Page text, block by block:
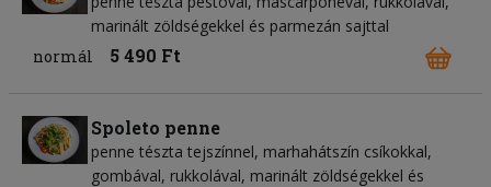
marinált zöldségekkel és parmezán sajttal
normál
5 490 Ft
Spoleto penne
penne tészta tejszínnel, marhahátszín csíkokkal,
gombával, rukkolával, marinált zöldségekkel és